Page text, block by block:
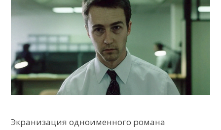
Экранизация одноименного романа